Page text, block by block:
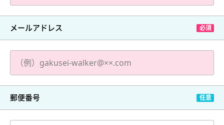
メールアドレス
郵便番号